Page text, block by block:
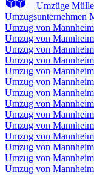
Umzüge
Umzugsunternehmen
Umzug von
Umzug von
Umzug von
Umzug von
Umzug von
Umzug von
Umzug von
Umzug von
Umzug von
Umzug von Mannheim
Umzug von
Umzug von
Umzug von
Umzug von